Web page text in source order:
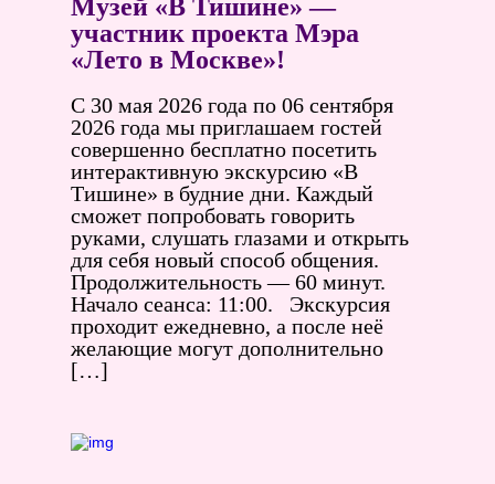
Музей «В Тишине» —
участник проекта Мэра
«Лето в Москве»!
С 30 мая 2026 года по 06 сентября
2026 года мы приглашаем гостей
совершенно бесплатно посетить
интерактивную экскурсию «В
Тишине» в будние дни. Каждый
сможет попробовать говорить
руками, слушать глазами и открыть
для себя новый способ общения.
Продолжительность — 60 минут.
Начало сеанса: 11:00. Экскурсия
проходит ежедневно, а после неё
желающие могут дополнительно
[…]